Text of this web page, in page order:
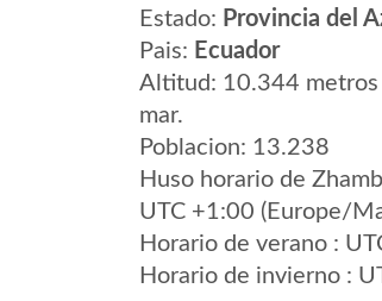
Estado: Provincia del
Pais: Ecuador
Altitud: 10.344 metros
mar.
Poblacion: 13.238
Huso horario de
UTC +1:00 (Europe/
Horario de verano :
Horario de invierno :